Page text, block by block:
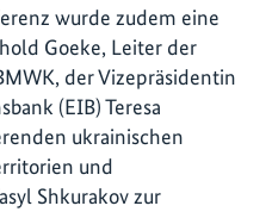
wurde zudem eine
Goeke, Leiter der
der Vizepräsidentin
(EIB) Teresa
ukrainischen
und
Shkurakov zur